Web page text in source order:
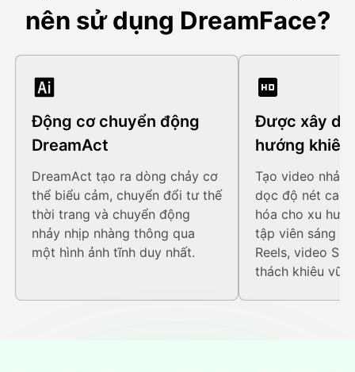
nên sử dụng DreamFace?
Động cơ chuyển động
DreamAct
DreamAct tạo ra dòng chảy cơ
thể biểu cảm, chuyển đổi tư thế
thời trang và chuyển động
nhảy nhịp nhàng thông qua
một hình ảnh tĩnh duy nhất.
Được xây
hướng khiêu
Tạo video nhảy
dọc độ nét cao
hóa cho xu
tập viên sáng
Reels, video
thách khiêu vũ.